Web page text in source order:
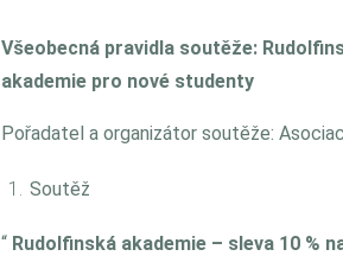
Všeobecná pravidla soutěže:
akademie pro nové studenty
Pořadatel a organizátor soutěže:
Soutěž
“ Rudolfinská akademie – sleva 10 %